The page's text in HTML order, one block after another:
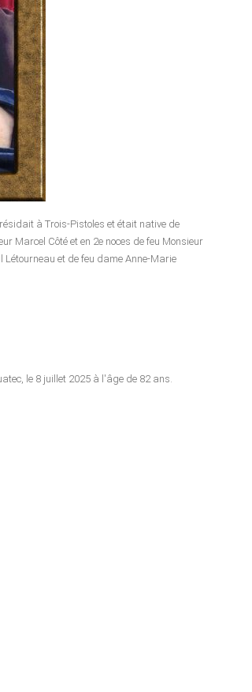
à Trois-Pistoles et était native de
Marcel Côté et en 2e noces de feu Monsieur
et de feu dame Anne-Marie
le 8 juillet 2025 à l'âge de 82 ans.